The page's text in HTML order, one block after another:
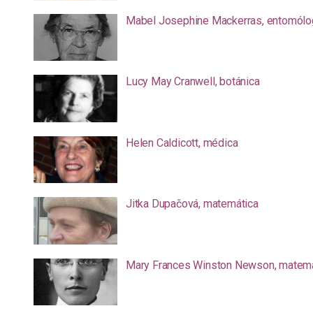
Mabel Josephine Mackerras,
Lucy May Cranwell, botánica
Helen Caldicott, médica
Jitka Dupačová, matemática
Mary Frances Winston Newson,